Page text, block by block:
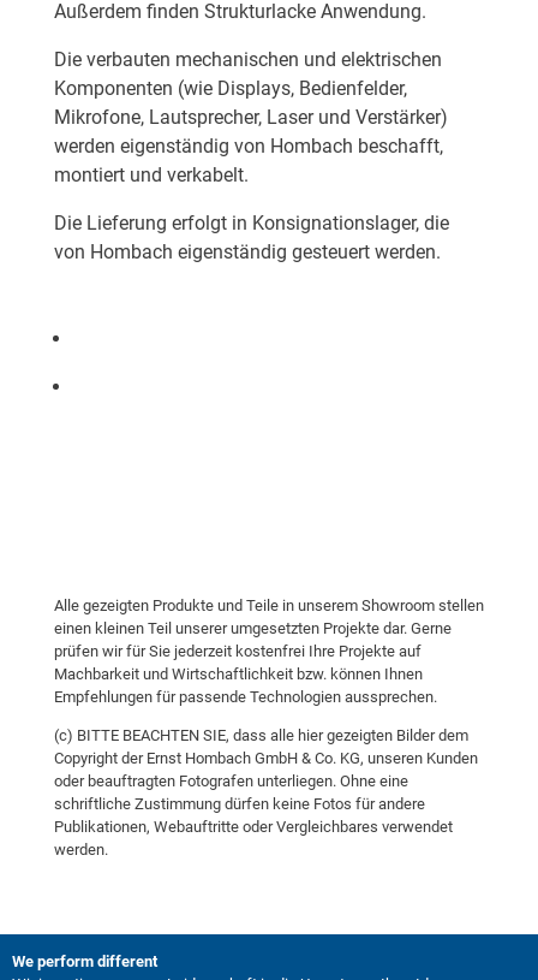
Außerdem finden Strukturlacke Anwendung.
Die verbauten mechanischen und elektrischen
Komponenten (wie Displays, Bedienfelder,
Mikrofone, Lautsprecher, Laser und Verstärker)
werden eigenständig von Hombach beschafft,
montiert und verkabelt.
Die Lieferung erfolgt in Konsignationslager, die
von Hombach eigenständig gesteuert werden.
Alle gezeigten Produkte und Teile in unserem Showroom stellen
einen kleinen Teil unserer umgesetzten Projekte dar. Gerne
prüfen wir für Sie jederzeit kostenfrei Ihre Projekte auf
Machbarkeit und Wirtschaftlichkeit bzw. können Ihnen
Empfehlungen für passende Technologien aussprechen.
(c) BITTE BEACHTEN SIE, dass alle hier gezeigten Bilder dem
Copyright der Ernst Hombach GmbH & Co. KG, unseren Kunden
oder beauftragten Fotografen unterliegen. Ohne eine
schriftliche Zustimmung dürfen keine Fotos für andere
Publikationen, Webauftritte oder Vergleichbares verwendet
werden.
We perform different